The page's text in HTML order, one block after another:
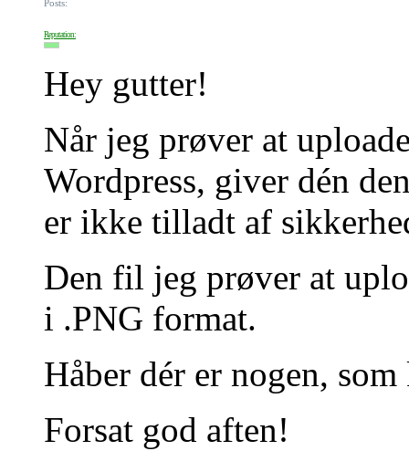
Posts:
Reputation:
Hey gutter!
Når jeg prøver at
Wordpress, giver dén
er ikke tilladt af
Den fil jeg prøver at
i .PNG format.
Håber dér er nogen,
Forsat god aften!